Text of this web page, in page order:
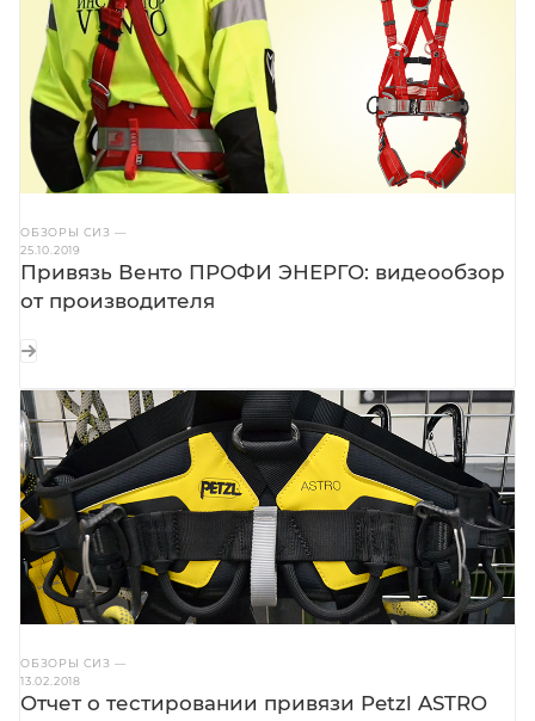
ОБЗОРЫ СИЗ —
25.10.2019
Привязь Венто ПРОФИ ЭНЕРГО: видеообзор
от производителя
ОБЗОРЫ СИЗ —
13.02.2018
Отчет о тестировании привязи Petzl ASTRO